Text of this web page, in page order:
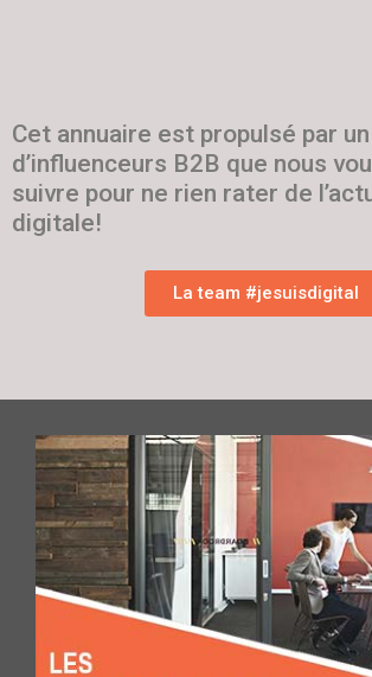
Cet annuaire est propulsé par
d’influenceurs B2B que nous
suivre pour ne rien rater de
digitale!
La team #jesuisdigital